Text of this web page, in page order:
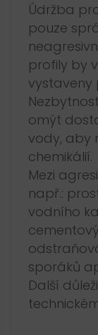
Údržba
pouze
profily by
vystaveny
omýt
vody, aby
chemikálií.
Mezi
např.:
vodního
sporáků
Další